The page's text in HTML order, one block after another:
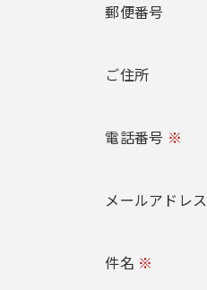
郵便番号
ご住所
電話番号 ※
メールアドレス
件名 ※